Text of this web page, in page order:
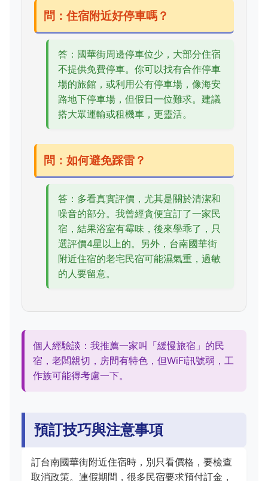
問：住宿附近好停車嗎？
答：國華街周邊停車位少，大部分住宿
不提供免費停車。你可以找有合作停車
場的旅館，或利用公有停車場，像海安
路地下停車場，但假日一位難求。建議
搭大眾運輸或租機車，更靈活。
問：如何避免踩雷？
答：多看真實評價，尤其是關於清潔和
噪音的部分。我曾經貪便宜訂了一家民
宿，結果浴室有霉味，後來學乖了，只
選評價4星以上的。另外，台南國華街
附近住宿的老宅民宿可能濕氣重，過敏
的人要留意。
個人經驗談：我推薦一家叫「緩慢旅宿」的民
宿，老闆親切，房間有特色，但WiFi訊號弱，工
作族可能得考慮一下。
預訂技巧與注意事項
訂台南國華街附近住宿時，別只看價格，要檢查
取消政策。連假期間，很多民宿要求預付訂金，